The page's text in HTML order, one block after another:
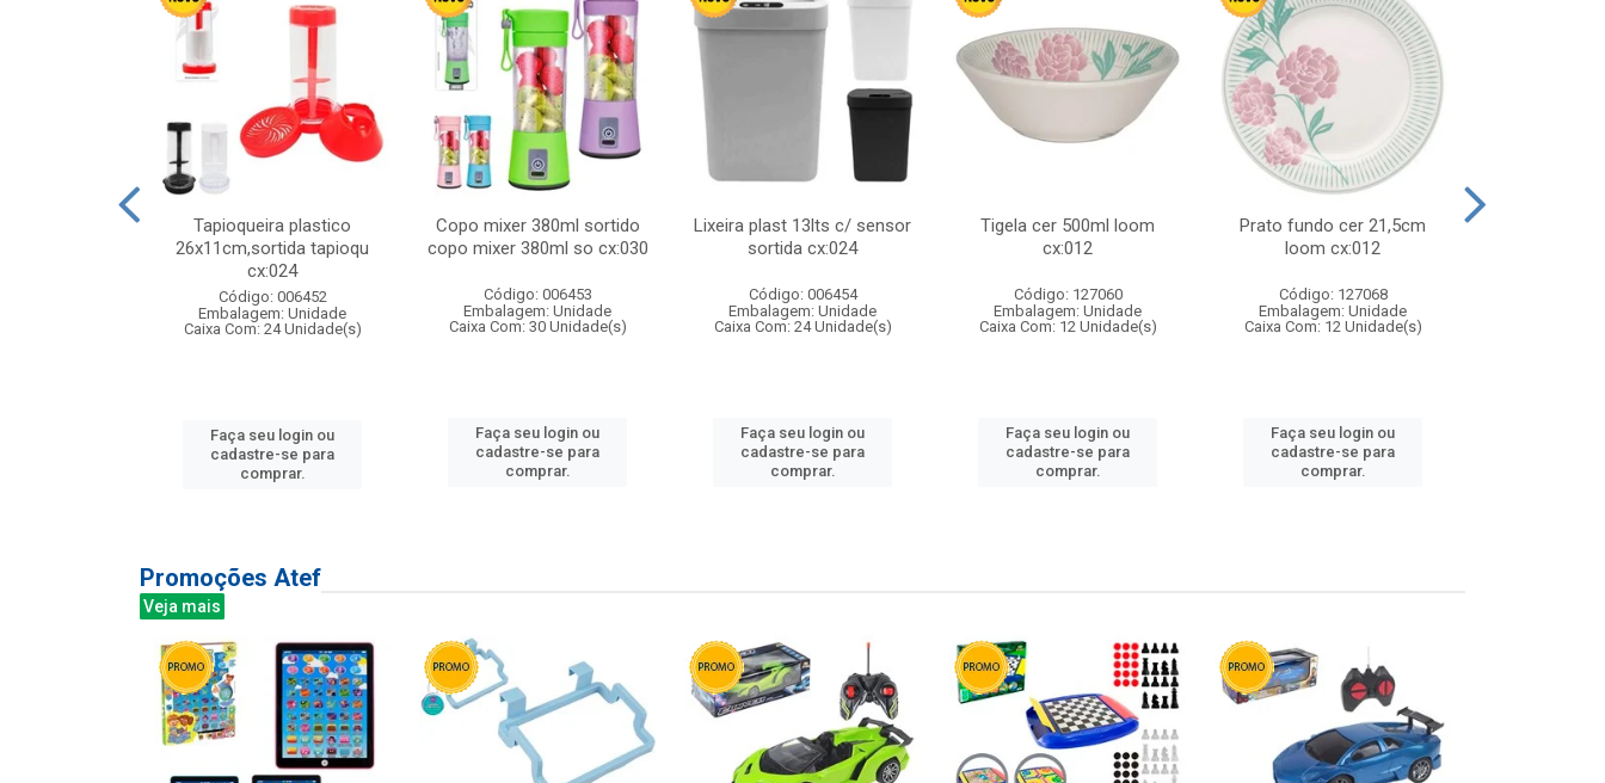
Tapioqueira plastico
26x11cm,sortida tapioqu
cx:024
Código: 006452
Embalagem: Unidade
Caixa Com: 24 Unidade(s)
Faça seu login ou
cadastre-se para
comprar.
Copo mixer 380ml sortido
copo mixer 380ml so cx:030
Código: 006453
Embalagem: Unidade
Caixa Com: 30 Unidade(s)
Faça seu login ou
cadastre-se para
comprar.
Lixeira plast 13lts c/ sensor
sortida cx:024
Código: 006454
Embalagem: Unidade
Caixa Com: 24 Unidade(s)
Faça seu login ou
cadastre-se para
comprar.
Tigela cer 500ml loom
cx:012
Código: 127060
Embalagem: Unidade
Caixa Com: 12 Unidade(s)
Faça seu login ou
cadastre-se para
comprar.
Prato fundo cer 21,5cm
loom cx:012
Código: 127068
Embalagem: Unidade
Caixa Com: 12 Unidade(s)
Faça seu login ou
cadastre-se para
comprar.
Promoções Atef
Veja mais